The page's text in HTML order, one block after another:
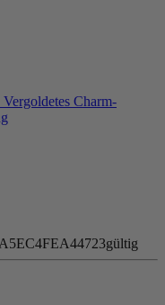
Charm-
gültig